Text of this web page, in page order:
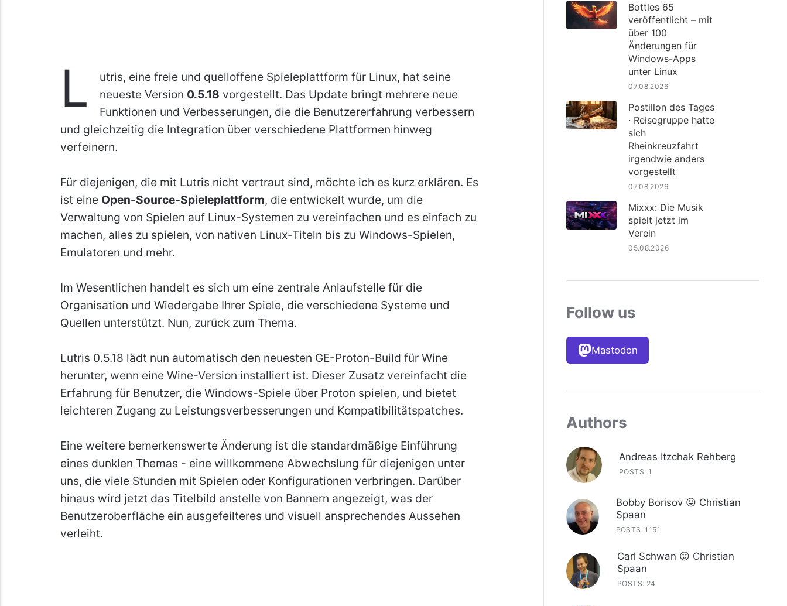
L
utris, eine freie und quelloffene Spieleplattform für Linux, hat seine
neueste Version 0.5.18 vorgestellt. Das Update bringt mehrere neue
Funktionen und Verbesserungen, die die Benutzererfahrung verbessern
und gleichzeitig die Integration über verschiedene Plattformen hinweg
verfeinern.
Für diejenigen, die mit Lutris nicht vertraut sind, möchte ich es kurz erklären. Es
ist eine Open-Source-Spieleplattform, die entwickelt wurde, um die
Verwaltung von Spielen auf Linux-Systemen zu vereinfachen und es einfach zu
machen, alles zu spielen, von nativen Linux-Titeln bis zu Windows-Spielen,
Emulatoren und mehr.
Im Wesentlichen handelt es sich um eine zentrale Anlaufstelle für die
Organisation und Wiedergabe Ihrer Spiele, die verschiedene Systeme und
Quellen unterstützt. Nun, zurück zum Thema.
Lutris 0.5.18 lädt nun automatisch den neuesten GE-Proton-Build für Wine
herunter, wenn eine Wine-Version installiert ist. Dieser Zusatz vereinfacht die
Erfahrung für Benutzer, die Windows-Spiele über Proton spielen, und bietet
leichteren Zugang zu Leistungsverbesserungen und Kompatibilitätspatches.
Eine weitere bemerkenswerte Änderung ist die standardmäßige Einführung
eines dunklen Themas - eine willkommene Abwechslung für diejenigen unter
uns, die viele Stunden mit Spielen oder Konfigurationen verbringen. Darüber
hinaus wird jetzt das Titelbild anstelle von Bannern angezeigt, was der
Benutzeroberfläche ein ausgefeilteres und visuell ansprechendes Aussehen
verleiht.
Bottles 65
veröffentlicht – mit
über 100
Änderungen für
Windows-Apps
unter Linux
07.08.2026
Postillon des Tages
· Reisegruppe hatte
sich
Rheinkreuzfahrt
irgendwie anders
vorgestellt
07.08.2026
Mixxx: Die Musik
spielt jetzt im
Verein
05.08.2026
Follow us
Mastodon
Authors
Andreas Itzchak Rehberg
POSTS: 1
Bobby Borisov 😛 Christian
Spaan
POSTS: 1151
Carl Schwan 😛 Christian
Spaan
POSTS: 24